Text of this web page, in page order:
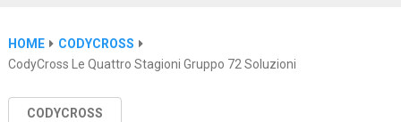
HOME
CODYCROSS
CodyCross Le Quattro Stagioni Gruppo 72 Soluzioni
CODYCROSS